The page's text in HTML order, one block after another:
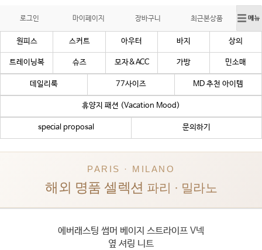
로그인 마이페이지 장바구니 최근본상품
원피스 스커트 아우터 바지 상의
트레이닝복 슈즈 모자&ACC 가방 민소매
데일리룩 77사이즈 MD 추천 아이템
휴양지 패션 (Vacation Mood)
special proposal 문의하기
PARIS · MILANO
해외 명품 셀렉션 파리 · 밀라노
에버래스팅 썸머 베이지 스트라이프 V넥
옆 셔링 니트